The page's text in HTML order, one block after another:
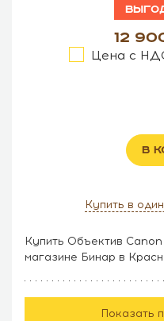
12
Цена с
В
Купить в
Купить Объектив
магазине Бинар в
Показать